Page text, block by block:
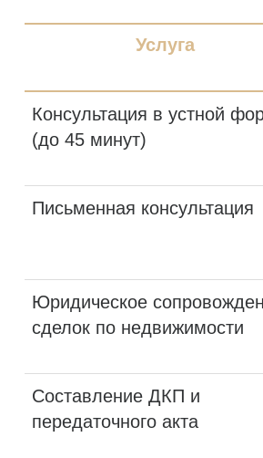
Услуга
Консультация в устной
(до 45 минут)
Письменная консультация
Юридическое
сделок по недвижимости
Составление ДКП и
передаточного акта